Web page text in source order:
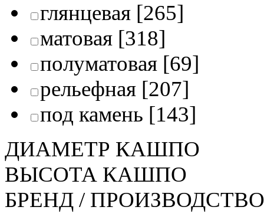
глянцевая [265]
матовая [318]
полуматовая [69]
рельефная [207]
под камень [143]
ДИАМЕТР КАШПО
ВЫСОТА КАШПО
БРЕНД / ПРОИЗВОДСТВО